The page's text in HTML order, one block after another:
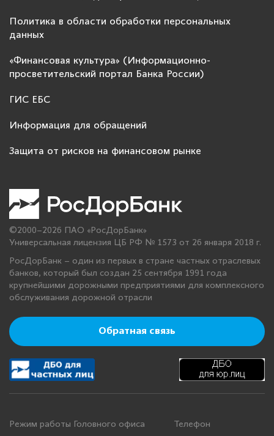
Политика в области обработки персональных
данных
«Финансовая культура» (Информационно-
просветительский портал Банка России)
ГИС ЕБС
Информация для обращений
Защита от рисков на финансовом рынке
©2000–2026 ПАО «РосДорБанк»
Универсальная лицензия ЦБ РФ № 1573 от 26 января 2018 г.
РосДорБанк – один из первых в стране частных отраслевых
банков, который был создан 25 сентября 1991 года
крупнейшими дорожными предприятиями для комплексного
обслуживания дорожной отрасли
Обратная связь
Режим работы Головного офиса Телефон